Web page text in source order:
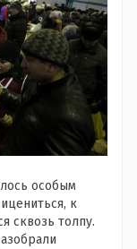
особым
к
сквозь толпу.